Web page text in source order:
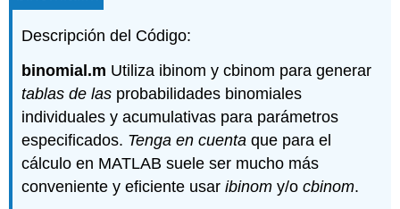
Descripción del Código:
binomial.m Utiliza ibinom y cbinom para generar
tablas de las probabilidades binomiales
individuales y acumulativas para parámetros
especificados. Tenga en cuenta que para el
cálculo en MATLAB suele ser mucho más
conveniente y eficiente usaribinom y/ocbinom.